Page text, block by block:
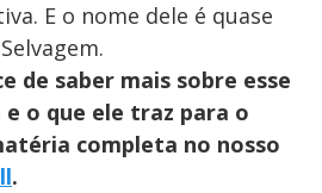
E o nome dele é quase
de saber mais sobre esse
o que ele traz para o
completa no nosso
.